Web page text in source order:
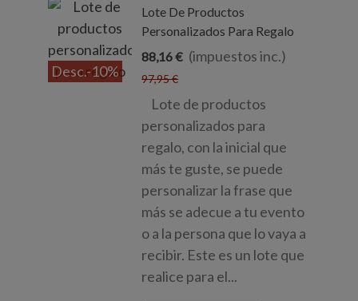
Desc.-10%
Lote De Productos
Personalizados Para Regalo
88,16 € (impuestos inc.)
97,95 €
Lote de productos
personalizados para
regalo, con la inicial que
más te guste, se puede
personalizar la frase que
más se adecue a tu evento
o a la persona que lo vaya a
recibir. Este es un lote que
realice para el...